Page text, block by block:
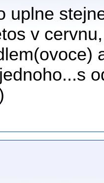
uplne
v